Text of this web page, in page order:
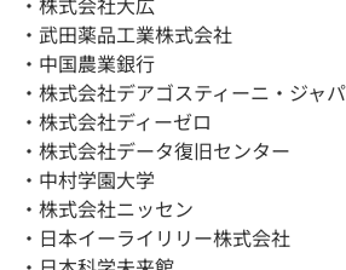
・武田薬品工業株式会社
・中国農業銀行
・株式会社デアゴスティーニ・ジャ
・株式会社ディーゼロ
・株式会社データ復旧センター
・中村学園大学
・株式会社ニッセン
・日本イーライリリー株式会社